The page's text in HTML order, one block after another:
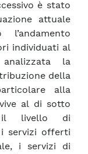
è stato
attuale
individuati al
la
della
alla
al di sotto
il livello di
servizi offerti
i servizi di